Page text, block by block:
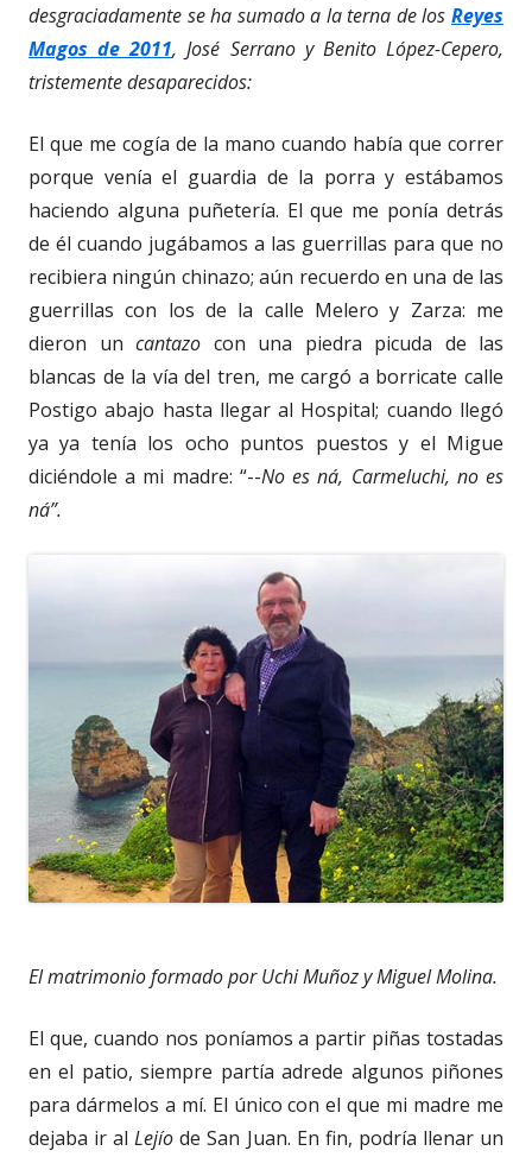
desgraciadamente se ha sumado a la terna de los Reyes
Magos de 2011, José Serrano y Benito López-Cepero,
tristemente desaparecidos:
El que me cogía de la mano cuando había que correr
porque venía el guardia de la porra y estábamos
haciendo alguna puñetería. El que me ponía detrás
de él cuando jugábamos a las guerrillas para que no
recibiera ningún chinazo; aún recuerdo en una de las
guerrillas con los de la calle Melero y Zarza: me
dieron un cantazo con una piedra picuda de las
blancas de la vía del tren, me cargó a borricate calle
Postigo abajo hasta llegar al Hospital; cuando llegó
ya ya tenía los ocho puntos puestos y el Migue
diciéndole a mi madre: “--No es ná, Carmeluchi, no es
ná”.
El matrimonio formado por Uchi Muñoz y Miguel Molina.
El que, cuando nos poníamos a partir piñas tostadas
en el patio, siempre partía adrede algunos piñones
para dármelos a mí. El único con el que mi madre me
dejaba ir alLejío de San Juan. En fin, podría llenar un